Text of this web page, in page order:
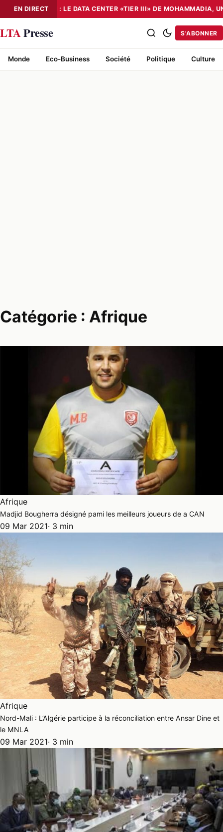
EN DIRECT
NUMÉRISATION : LE DATA CENTER «TIER III» DE MOHAMMADIA,
NUMÉRISATION : LE DATA CENTER «TIER III» DE MOHAMMADIA, UN
LTAPresse S'ABONNER
Monde Eco-Business Société Politique Culture
Catégorie : Afrique
Afrique
Madjid Bougherra désigné pami les meilleurs joueurs de a CAN
09 Mar 2021· 3 min
Afrique
Nord-Mali : L’Algérie participe à la réconciliation entre Ansar Dine et
le MNLA
09 Mar 2021· 3 min